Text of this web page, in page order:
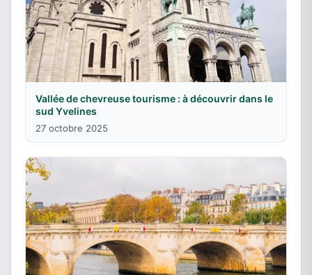
Vallée de chevreuse tourisme : à découvrir dans le
sud Yvelines
27 octobre 2025